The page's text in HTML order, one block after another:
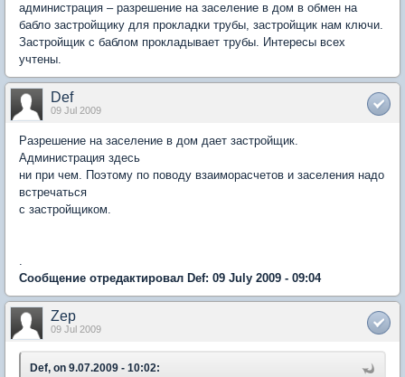
администрация – разрешение на заселение в дом в обмен на
бабло застройщику для прокладки трубы, застройщик нам ключи.
Застройщик с баблом прокладывает трубы. Интересы всех
учтены.
Def
09 Jul 2009
Разрешение на заселение в дом дает застройщик.
Администрация здесь
ни при чем. Поэтому по поводу взаиморасчетов и заселения надо
встречаться
с застройщиком.
.
Сообщение отредактировал Def: 09 July 2009 - 09:04
Zep
09 Jul 2009
Def, on 9.07.2009 - 10:02: